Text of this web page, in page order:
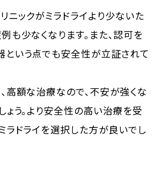
ニックがミラドライより少ないた
も少なくなります。また、認可を
いう点でも安全性が立証されて
高額な治療なので、不安が強くな
ょう。より安全性の高い治療を受
ラドライを選択した方が良いでし